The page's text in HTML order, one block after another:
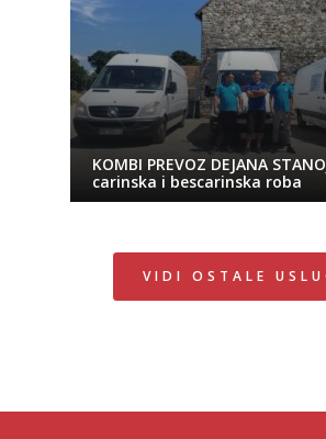
KOMBI PREVOZ DEJANA
carinska i bescarinska roba
VIDI OSTALE